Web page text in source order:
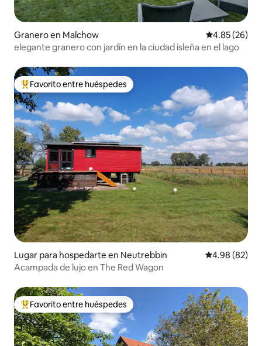
Granero en Malchow Calificación
4.85 (26)
elegante granero con jardín en la ciudad isleña en el lago
De los mejores en Favorito entre huéspedes
Favorito entre huéspedes
Lugar para hospedarte en Neutrebbin Calificación
4.98 (82)
Acampada de lujo en The Red Wagon
De los mejores en Favorito entre huéspedes
Favorito entre huéspedes